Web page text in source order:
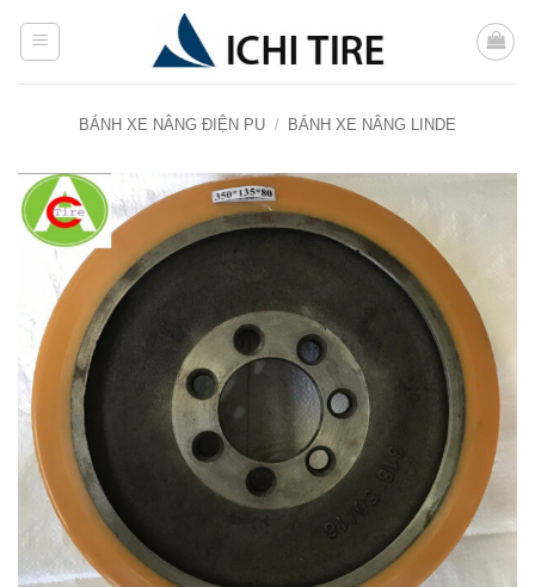
BÁNH XE NÂNG ĐIỆN PU / BÁNH XE NÂNG LINDE